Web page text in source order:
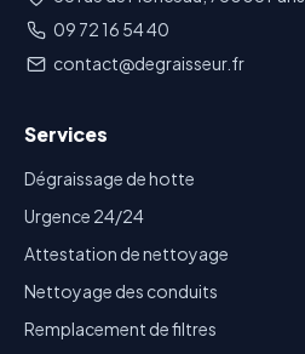
09 72 16 54 40
contact@degraisseur.fr
Services
Dégraissage de hotte
Urgence 24/24
Attestation de nettoyage
Nettoyage des conduits
Remplacement de filtres